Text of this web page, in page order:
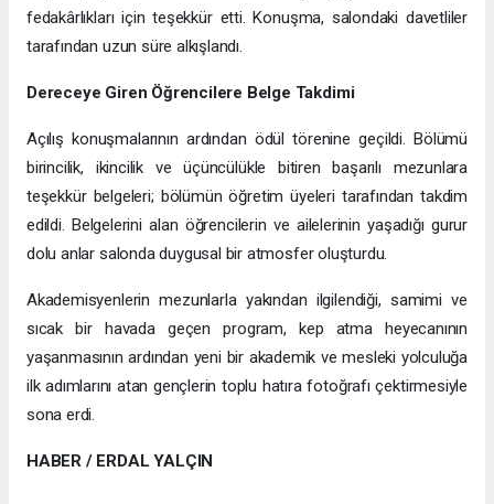
fedakârlıkları için teşekkür etti. Konuşma, salondaki davetliler
tarafından uzun süre alkışlandı.
Dereceye Giren Öğrencilere Belge Takdimi
Açılış konuşmalarının ardından ödül törenine geçildi. Bölümü
birincilik, ikincilik ve üçüncülükle bitiren başarılı mezunlara
teşekkür belgeleri; bölümün öğretim üyeleri tarafından takdim
edildi. Belgelerini alan öğrencilerin ve ailelerinin yaşadığı gurur
dolu anlar salonda duygusal bir atmosfer oluşturdu.
Akademisyenlerin mezunlarla yakından ilgilendiği, samimi ve
sıcak bir havada geçen program, kep atma heyecanının
yaşanmasının ardından yeni bir akademik ve mesleki yolculuğa
ilk adımlarını atan gençlerin toplu hatıra fotoğrafı çektirmesiyle
sona erdi.
HABER / ERDAL YALÇIN